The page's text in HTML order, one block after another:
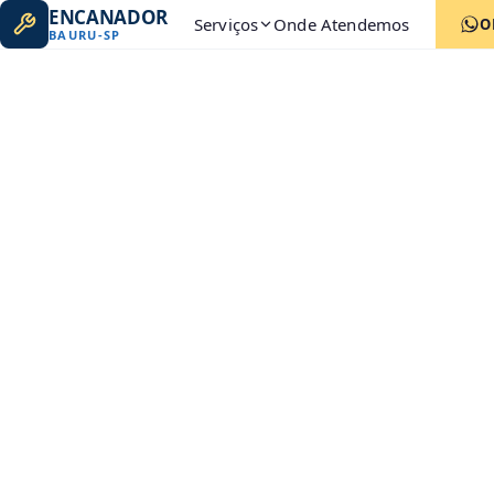
ENCANADOR
BAURU-SP Serviços Onde Atendemos